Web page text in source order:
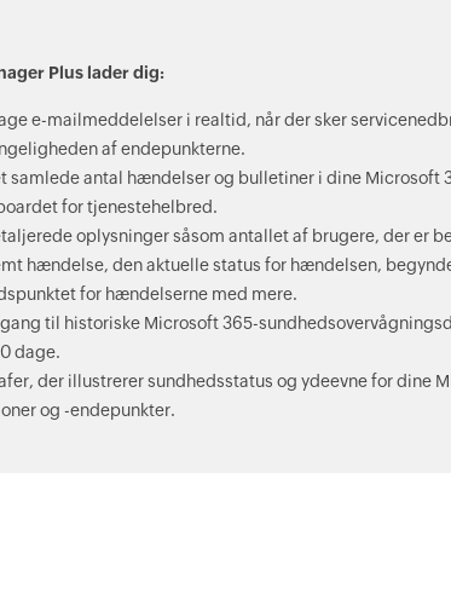
Plus lader dig:
e-mailmeddelelser i realtid, når der sker
af endepunkterne.
samlede antal hændelser og bulletiner i dine Microsoft
for tjenestehelbred.
oplysninger såsom antallet af brugere, der er
hændelse, den aktuelle status for hændelsen,
for hændelserne med mere.
til historiske Microsoft 365-
dage.
der illustrerer sundhedsstatus og ydeevne for dine
og -endepunkter.